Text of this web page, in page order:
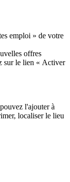
emploi » de votre
offres
sur le lien « Activer
l'ajouter à
localiser le lieu